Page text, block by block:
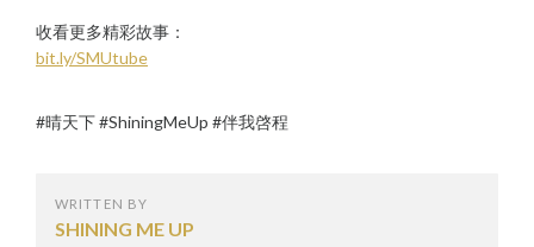
收看更多精彩故事：
bit.ly/SMUtube
#晴天下 #ShiningMeUp #伴我啓程
WRITTEN BY
SHINING ME UP